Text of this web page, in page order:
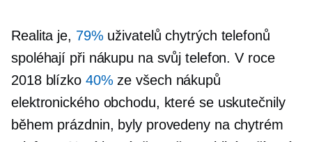
Realita je, 79% uživatelů chytrých telefonů
spoléhají při nákupu na svůj telefon. V roce
2018 blízko 40% ze všech nákupů
elektronického obchodu, které se uskutečnily
během prázdnin, byly provedeny na chytrém